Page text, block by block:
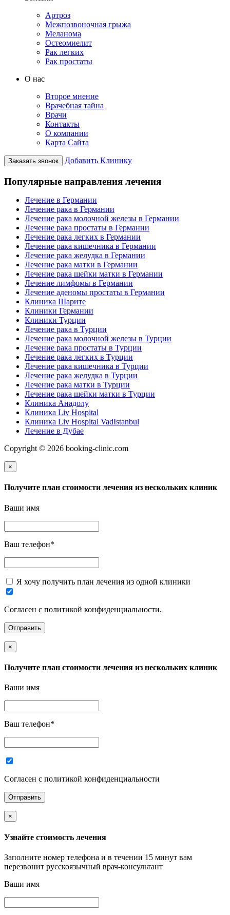
Артроз
Межпозвоночная грыжа
Меланома
Остеомиелит
Рак легких
Рак простаты
О нас
Второе мнение
Врачебная тайна
Врачи
Контакты
О компании
Карта Сайта
Заказать звонок Добавить Клинику
Популярные направления лечения
Лечение в Германии
Лечение рака в Германии
Лечение рака молочной железы в Германии
Лечение рака простаты в Германии
Лечение рака легких в Германии
Лечение рака кишечника в Германии
Лечение рака желудка в Германии
Лечение рака матки в Германии
Лечение рака шейки матки в Германии
Лечение лимфомы в Германии
Лечение аденомы простаты в Германии
Клиника Шарите
Клиники Германии
Клиники Турции
Лечение рака в Турции
Лечение рака молочной железы в Турции
Лечение рака простаты в Турции
Лечение рака легких в Турции
Лечение рака кишечника в Турции
Лечение рака желудка в Турции
Лечение рака матки в Турции
Лечение рака шейки матки в Турции
Клиника Анадолу
Клиника Liv Hospital
Клиника Liv Hospital VadIstanbul
Лечение в Дубае
Copyright © 2026 booking-clinic.com
×
Получите план стоимости лечения из нескольких клиник
Ваши имя
Ваш телефон*
Я хочу получить план лечения из одной клиники
Согласен с политикой конфиденциальности.
×
Получите план стоимости лечения из нескольких клиник
Ваши имя
Ваш телефон*
Согласен с политикой конфиденциальности
×
Узнайте стоимость лечения
Заполните номер телефона и в течении 15 минут вам
перезвонит русскоязычный врач-консультант
Ваши имя